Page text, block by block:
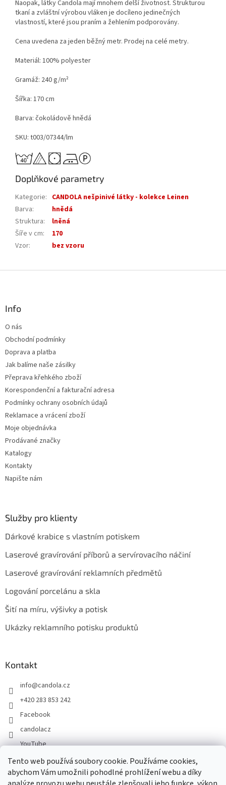
Tento web používá soubory cookie. Používáme cookies,
abychom Vám umožnili pohodlné prohlížení webu a díky
Naopak, látky Candola mají mnohem delší životnost. Strukturou
tkaní a zvláštní výrobou vláken je docíleno jedinečných
vlastností, které jsou praním a žehlením podporovány.
Cena uvedena za jeden běžný metr. Prodej na celé metry.
Materiál: 100% polyester
Gramáž: 240 g/m²
Šířka: 170 cm
Barva: čokoládově hnědá
SKU: t003/07344/lm
Doplňkové parametry
Kategorie: CANDOLA nešpinivé látky - kolekce Leinen
Barva:
hnědá
Struktura:
lněná
Šíře v cm:
170
Vzor: bez vzoru
Info
O nás
Obchodní podmínky
Doprava a platba
Jak balíme naše zásilky
Přeprava křehkého zboží
Korespondenční a fakturační adresa
Podmínky ochrany osobních údajů
Reklamace a vrácení zboží
Moje objednávka
Prodávané značky
Katalogy
Kontakty
Napište nám
Služby pro klienty
Dárkové krabice s vlastním potiskem
Laserové gravírování příborů a servírovacího náčiní
Laserové gravírování reklamních předmětů
Logování porcelánu a skla
Šití na míru, výšivky a potisk
Ukázky reklamního potisku produktů
Kontakt
info@candola.cz
+420 283 853 242
Facebook
candolacz
YouTube
Přijímáme online platby